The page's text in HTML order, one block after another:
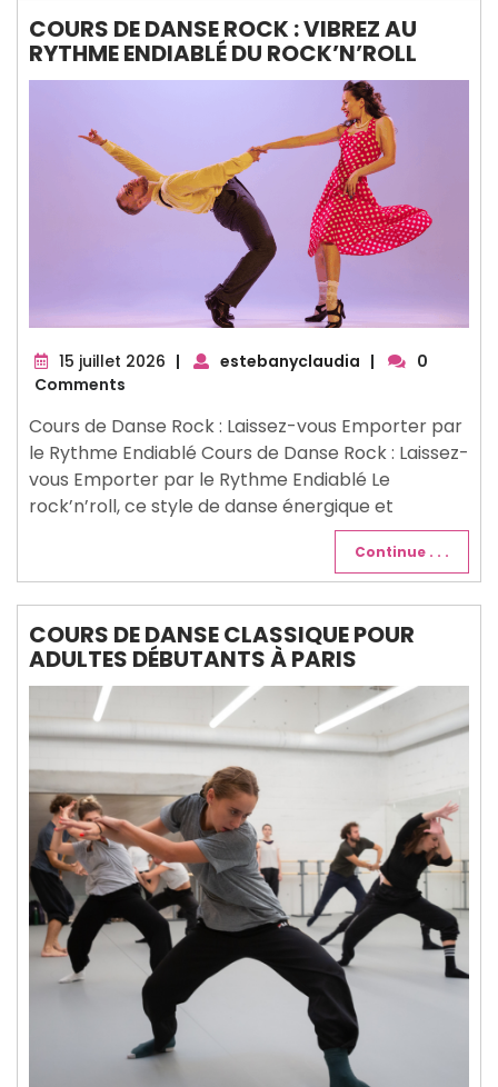
COURS DE DANSE ROCK : VIBREZ AU
RYTHME ENDIABLÉ DU ROCK’N’ROLL
15 juillet 2026 15| estebanyclaudia |
0
Comments
Cours de Danse Rock : Laissez-vous Emporter par
le Rythme Endiablé Cours de Danse Rock : Laissez-
vous Emporter par le Rythme Endiablé Le
rock’n’roll, ce style de danse énergique et
Continue . . .
COURS DE DANSE CLASSIQUE POUR
ADULTES DÉBUTANTS À PARIS